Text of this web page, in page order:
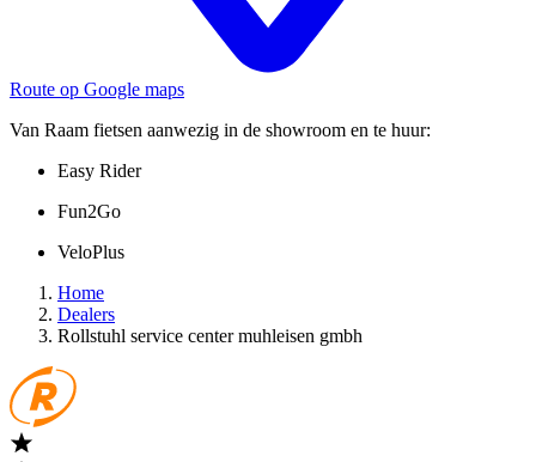
Route op Google maps
Van Raam fietsen aanwezig in de showroom en te huur:
Easy Rider
Fun2Go
VeloPlus
Home
Dealers
Rollstuhl service center muhleisen gmbh